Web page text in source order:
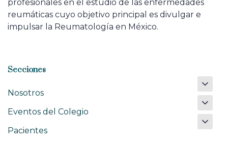
profesionales en el estudio de las enfermedades
reumáticas cuyo objetivo principal es divulgar e
impulsar la Reumatología en México.
Secciones
Nosotros
Eventos del Colegio
Pacientes